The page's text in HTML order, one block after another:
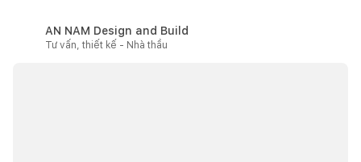
AN NAM Design and Build
Tư vấn, thiết kế - Nhà thầu